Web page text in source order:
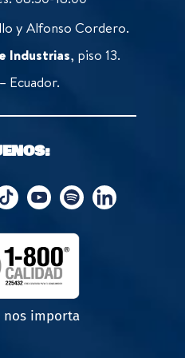
y Alfonso Cordero.
Industrias, piso 13.
Ecuador.
nos importa